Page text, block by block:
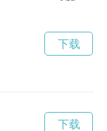
下载
下载